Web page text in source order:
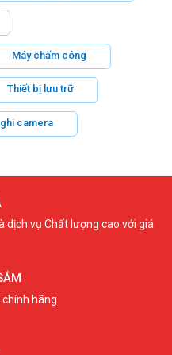
Máy chấm công
Thiết bị lưu trữ
camera
dịch vụ Chất lượng cao với giá
hãng